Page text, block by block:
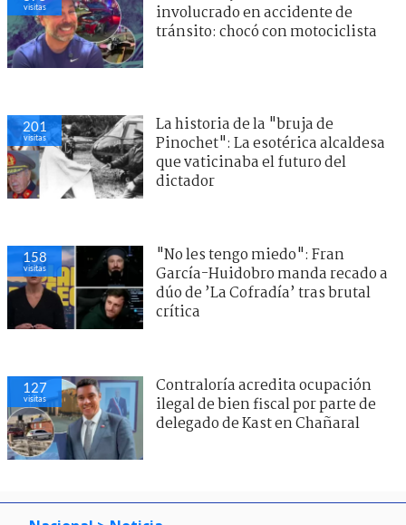
visitas
involucrado en accidente de
tránsito: chocó con motociclista
201
visitas
La historia de la "bruja de
Pinochet": La esotérica alcaldesa
que vaticinaba el futuro del
dictador
158
visitas
"No les tengo miedo": Fran
García-Huidobro manda recado a
dúo de ’La Cofradía’ tras brutal
crítica
127
visitas
Contraloría acredita ocupación
ilegal de bien fiscal por parte de
delegado de Kast en Chañaral